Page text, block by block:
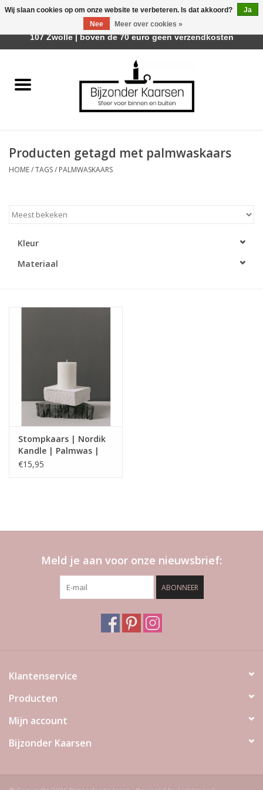
Räder Design Stories
Geurkaarsen
Huisparfums
Blog
Producten getagd met palmwaskaars
HOME/TAGS/ PALMWASKAARS
Kleur
Materiaal
Stompkaars | Nordik
Kandle | Palmwas |
Svaneke
€15,95
Meld je aan voor onze nieuwsbrief:
ABONNEER
Klantenservice
Producten
Mijn account
Bijzonder Kaarsen
Wij slaan cookies op om onze website te verbeteren. Is dat akkoord?
Ja
Nee
Meer over cookies »
Afhalen is mogelijk bij Trotz Woon & Cadeau | Belvederelaan
107 Zwolle | boven de 70 euro geen verzendkosten